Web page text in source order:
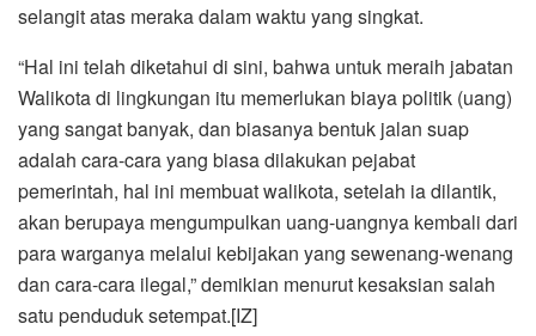
selangit atas meraka dalam waktu yang singkat.
“Hal ini telah diketahui di sini, bahwa untuk meraih jabatan
Walikota di lingkungan itu memerlukan biaya politik (uang)
yang sangat banyak, dan biasanya bentuk jalan suap
adalah cara-cara yang biasa dilakukan pejabat
pemerintah, hal ini membuat walikota, setelah ia dilantik,
akan berupaya mengumpulkan uang-uangnya kembali dari
para warganya melalui kebijakan yang sewenang-wenang
dan cara-cara ilegal,” demikian menurut kesaksian salah
satu penduduk setempat.[IZ]